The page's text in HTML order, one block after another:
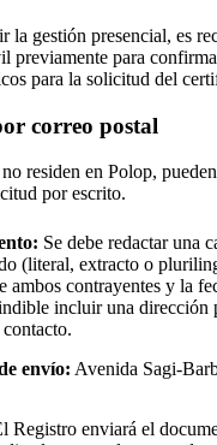
la gestión presencial, es
previamente para
para la solicitud del
correo postal
residen en Polop,
por escrito.
Se debe redactar una
(literal, extracto o
ambos contrayentes y la
incluir una dirección
envío: Avenida Sagi-
Registro enviará el